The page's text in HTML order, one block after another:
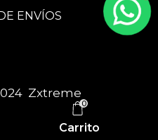
ENVÍOS
Zxtreme
0
Carrito